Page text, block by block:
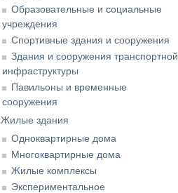
Образовательные и социальные
учреждения
Спортивные здания и сооружения
Здания и сооружения транспортной
инфраструктуры
Павильоны и временные
сооружения
Жилые здания
Одноквартирные дома
Многоквартирные дома
Жилые комплексы
Экспериментальное